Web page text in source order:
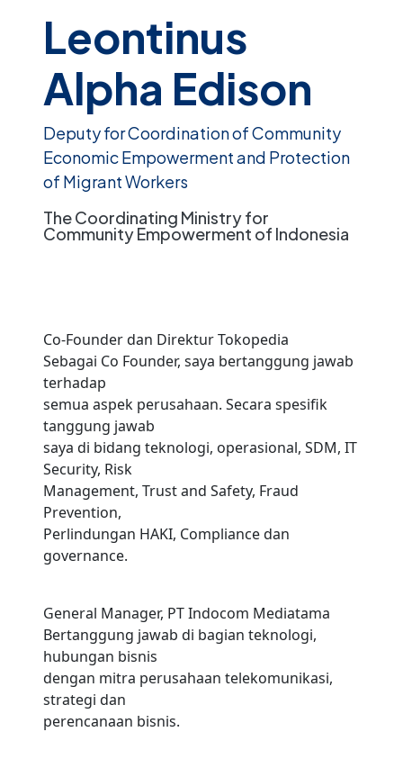
Leontinus
Alpha Edison
Deputy for Coordination of Community
Economic Empowerment and Protection
of Migrant Workers
The Coordinating Ministry for
Community Empowerment of Indonesia
Co-Founder dan Direktur Tokopedia
Sebagai Co Founder, saya bertanggung jawab
terhadap
semua aspek perusahaan. Secara spesifik
tanggung jawab
saya di bidang teknologi, operasional, SDM, IT
Security, Risk
Management, Trust and Safety, Fraud
Prevention,
Perlindungan HAKI, Compliance dan
governance.
General Manager, PT Indocom Mediatama
Bertanggung jawab di bagian teknologi,
hubungan bisnis
dengan mitra perusahaan telekomunikasi,
strategi dan
perencanaan bisnis.